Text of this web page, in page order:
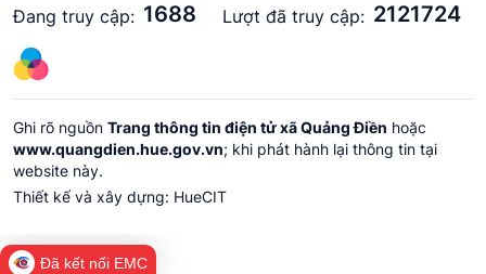
Đang truy cập: 1688 Lượt đã truy cập: 2121724
Ghi rõ nguồn Trang thông tin điện tử xã Quảng Điền hoặc
www.quangdien.hue.gov.vn; khi phát hành lại thông tin tại
website này.
Thiết kế và xây dựng: HueCIT
Đã kết nối EMC